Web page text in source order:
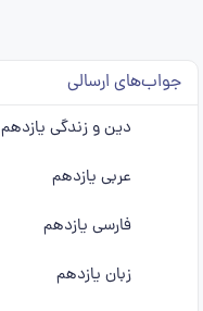
جواب‌های ارسالی
دین و زندگی یازدهم
عربی یازدهم
فارسی یازدهم
زبان یازدهم